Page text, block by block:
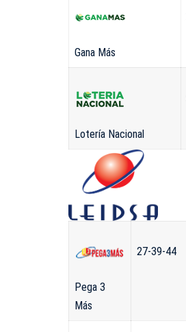
Gana Más
Lotería Nacional
Pega 3
Más
27-39-44